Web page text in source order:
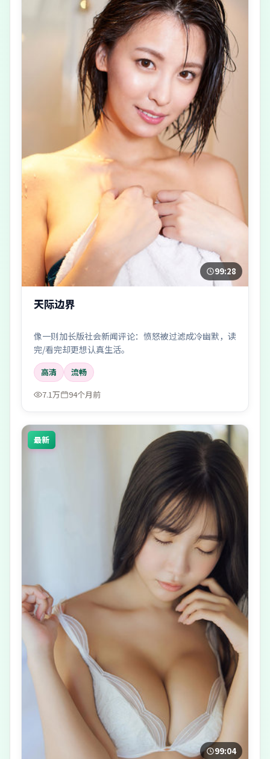
99:28
天际边界
像一则加长版社会新闻评论：愤怒被过滤成冷幽默，读
完/看完却更想认真生活。
高清
流畅
7.1万
94个月前
最新
99:04